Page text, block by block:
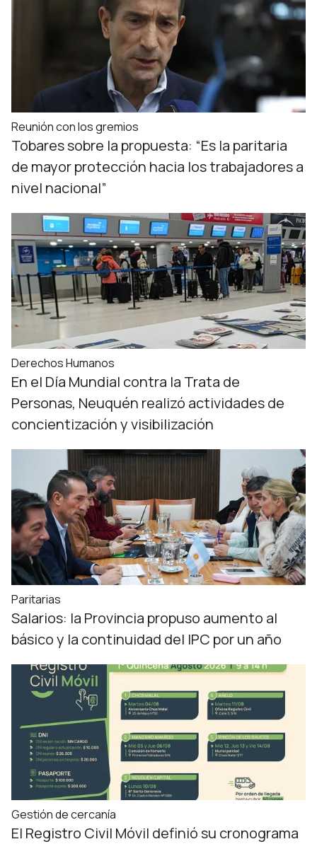
Reunión con los gremios
Tobares sobre la propuesta: “Es la paritaria
de mayor protección hacia los trabajadores a
nivel nacional”
Derechos Humanos
En el Día Mundial contra la Trata de
Personas, Neuquén realizó actividades de
concientización y visibilización
Paritarias
Salarios: la Provincia propuso aumento al
básico y la continuidad del IPC por un año
Gestión de cercanía
El Registro Civil Móvil definió su cronograma